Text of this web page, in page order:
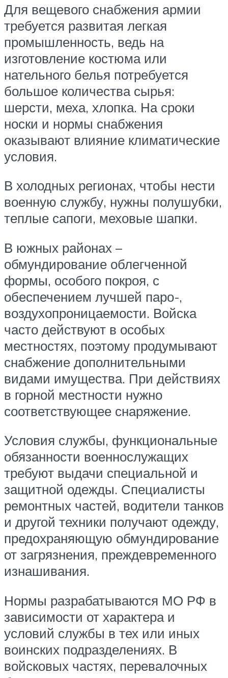
Для вещевого снабжения армии
требуется развитая легкая
промышленность, ведь на
изготовление костюма или
нательного белья потребуется
большое количества сырья:
шерсти, меха, хлопка. На сроки
носки и нормы снабжения
оказывают влияние климатические
условия.
В холодных регионах, чтобы нести
военную службу, нужны полушубки,
теплые сапоги, меховые шапки.
В южных районах –
обмундирование облегченной
формы, особого покроя, с
обеспечением лучшей паро-,
воздухопроницаемости. Войска
часто действуют в особых
местностях, поэтому продумывают
снабжение дополнительными
видами имущества. При действиях
в горной местности нужно
соответствующее снаряжение.
Условия службы, функциональные
обязанности военнослужащих
требуют выдачи специальной и
защитной одежды. Специалисты
ремонтных частей, водители танков
и другой техники получают одежду,
предохраняющую обмундирование
от загрязнения, преждевременного
изнашивания.
Нормы разрабатываются МО РФ в
зависимости от характера и
условий службы в тех или иных
воинских подразделениях. В
войсковых частях, перевалочных